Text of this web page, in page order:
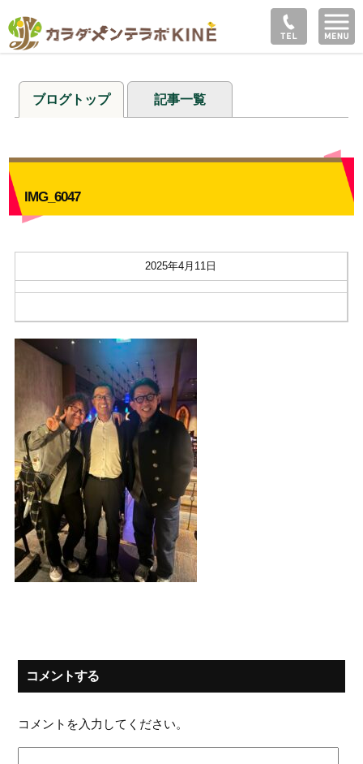
ブログトップ 記事一覧
IMG_6047
2025年4月11日
コメントする
コメントを入力してください。